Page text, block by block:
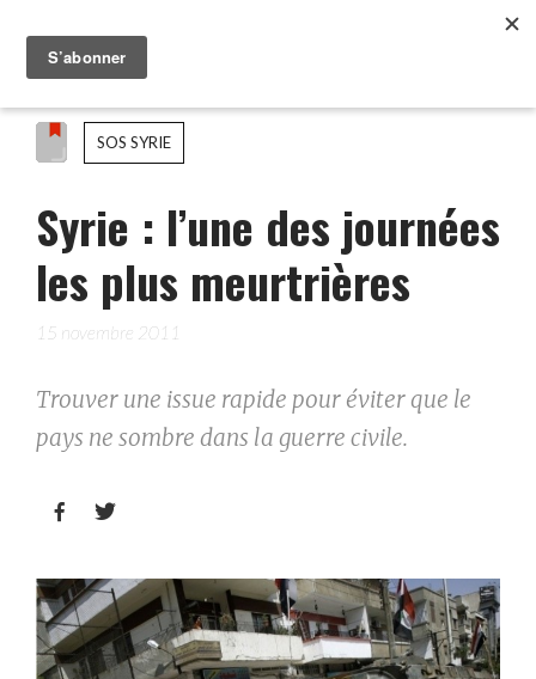
SOS SYRIE
Syrie : l’une des journées
les plus meurtrières
15 novembre 2011
Trouver une issue rapide pour éviter que le
pays ne sombre dans la guerre civile.
 